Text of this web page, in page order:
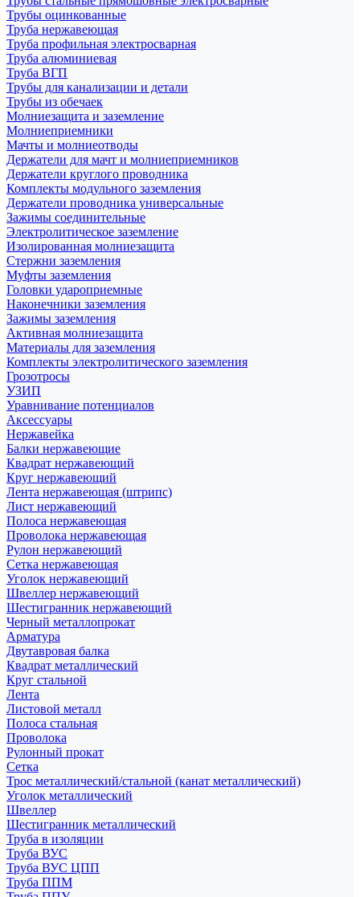
Трубы оцинкованные
Труба нержавеющая
Труба профильная электросварная
Труба алюминиевая
Труба ВГП
Трубы для канализации и детали
Трубы из обечаек
Молниезащита и заземление
Молниеприемники
Мачты и молниеотводы
Держатели для мачт и молниеприемников
Держатели круглого проводника
Комплекты модульного заземления
Держатели проводника универсальные
Зажимы соединительные
Электролитическое заземление
Изолированная молниезащита
Стержни заземления
Муфты заземления
Головки удароприемные
Наконечники заземления
Зажимы заземления
Активная молниезащита
Материалы для заземления
Комплекты электролитического заземления
Грозотросы
УЗИП
Уравнивание потенциалов
Аксессуары
Нержавейка
Балки нержавеющие
Квадрат нержавеющий
Круг нержавеющий
Лента нержавеющая (штрипс)
Лист нержавеющий
Полоса нержавеющая
Проволока нержавеющая
Рулон нержавеющий
Сетка нержавеющая
Уголок нержавеющий
Швеллер нержавеющий
Шестигранник нержавеющий
Черный металлопрокат
Арматура
Двутавровая балка
Квадрат металлический
Круг стальной
Лента
Листовой металл
Полоса стальная
Проволока
Рулонный прокат
Сетка
Трос металлический/стальной (канат металлический)
Уголок металлический
Швеллер
Шестигранник металлический
Труба в изоляции
Труба ВУС
Труба ВУС ЦПП
Труба ППМ